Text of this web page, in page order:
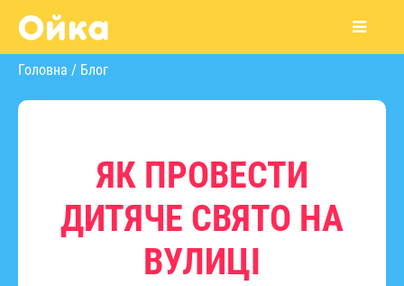
Головна / Блог
ЯК ПРОВЕСТИ
ДИТЯЧЕ СВЯТО НА
ВУЛИЦІ